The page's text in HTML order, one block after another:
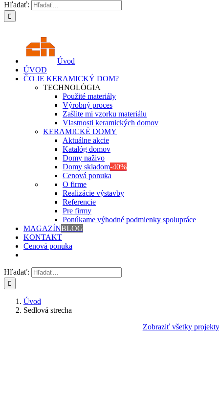
Hľadať:
Úvod
ÚVOD
ČO JE KERAMICKÝ DOM?
TECHNOLÓGIA
Použité materiály
Výrobný proces
Zašlite mi vzorku materiálu
Vlastnosti keramických domov
KERAMICKÉ DOMY
Aktuálne akcie
Katalóg domov
Domy naživo
Domy skladom-40%
Cenová ponuka
O firme
Realizácie výstavby
Referencie
Pre firmy
Ponúkame výhodné podmienky spolupráce
MAGAZÍNBLOG
KONTAKT
Cenová ponuka
Hľadať:
Úvod
Sedlová strecha
Zobraziť všetky projekty